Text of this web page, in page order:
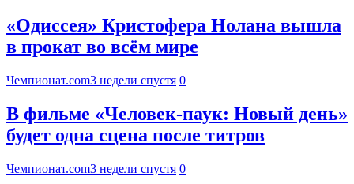
«Одиссея» Кристофера Нолана вышла
в прокат во всём мире
Чемпионат.com3 недели спустя 0
В фильме «Человек-паук: Новый день»
будет одна сцена после титров
Чемпионат.com3 недели спустя 0